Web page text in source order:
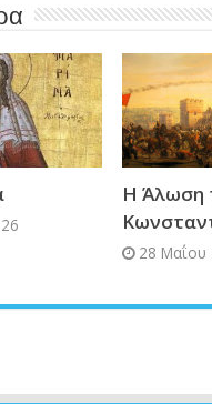
Η Άλωση
28 Μαΐου